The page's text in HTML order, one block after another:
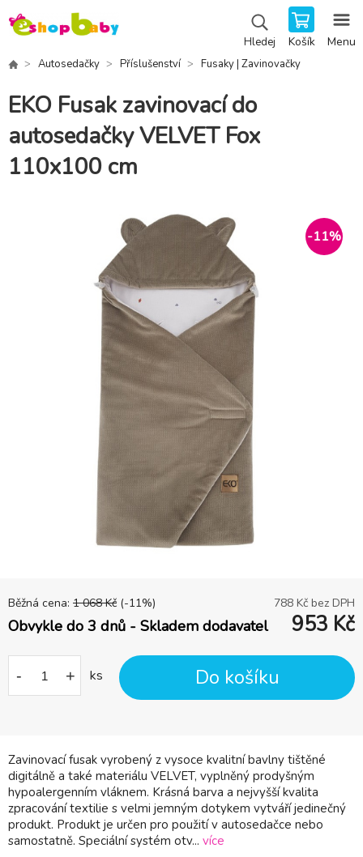
Hledej Košík Menu
Autosedačky Příslušenství Fusaky | Zavinovačky
EKO Fusak zavinovací do
autosedačky VELVET Fox
110x100 cm
-11%
Zavinovací fusak vyrobený z vysoce kvalitní bavlny tištěné
digitálně a také materiálu VELVET, vyplněný prodyšným
hypoalergenním vláknem. Krásná barva a nejvyšší kvalita
zpracování textilie s velmi jemným dotykem vytváří jedinečný
produkt. Produkt je určen pro použití v autosedačce nebo
samostatně. Speciální systém otv... více
Běžná cena: 1 068 Kč (-11%) 788 Kč bez DPH
Obvykle do 3 dnů - Skladem dodavatel 953 Kč
- + ks Do košíku